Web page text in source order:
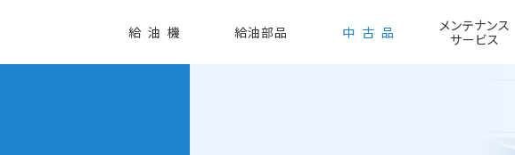
給油機 給油部品 中古品
メンテナンス
サービス